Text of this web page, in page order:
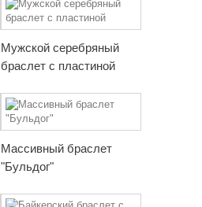
Мужской серебряный
браслет с пластиной
Массивный браслет
"Бульдог"